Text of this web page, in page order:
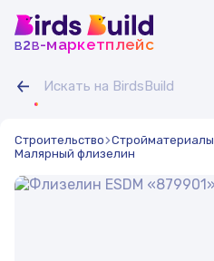
b2b-маркетплейс
Строительство Стройматериалы
Малярный флизелин